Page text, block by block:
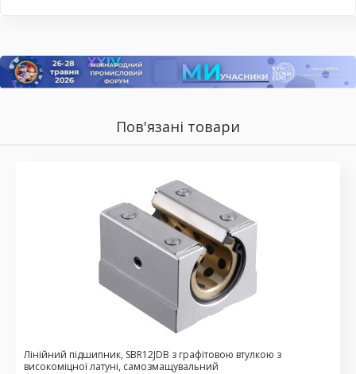
Пов'язані товари
Лінійний підшипник, SBR12JDB з графітовою втулкою з
високоміцної латуні, самозмащувальний